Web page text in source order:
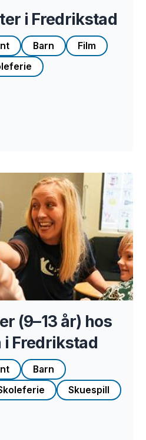
i Fredrikstad
Barn
Film
(9–13 år) hos
Fredrikstad
Barn
Skuespill